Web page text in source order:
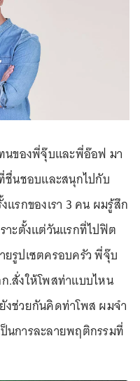
นของพี่จุ๊บและพี่อ๊อฟ มา
นชอบและสนุกไปกับ
แรกของเรา 3 คน ผมรู้สึก
าะตั้งแต่วันแรกที่ไปฟิต
ยรูปเซตครอบครัว พี่จุ๊บ
.สั่งให้โพสท่าแบบไหน
งช่วยกันคิดท่าโพส ผมจำ
นการละลายพฤติกรรมที่